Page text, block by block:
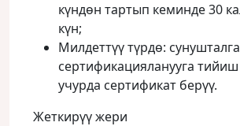
күндөн тартып кеминде 30
күн;
Милдеттүү түрдө:
сертификацияланууга
учурда сертификат берүү.
Жеткирүү жери